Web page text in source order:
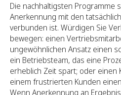
Die nachhaltigsten Programme
Anerkennung mit den
verbunden ist. Würdigen Sie
bewegen: einen
ungewöhnlichen Ansatz einen
ein Betriebsteam, das eine
erheblich Zeit spart; oder
einem frustrierten Kunden
Wenn Anerkennung an